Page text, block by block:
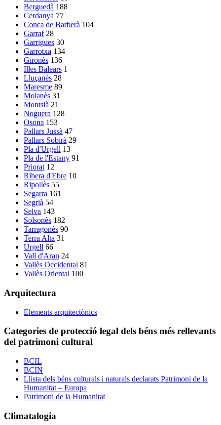
Berguedà 188
Cerdanya 77
Conca de Barberà 104
Garraf 28
Garrigues 30
Garrotxa 134
Gironès 136
Illes Balears 1
Lluçanès 28
Maresme 89
Moianès 31
Montsià 21
Noguera 128
Osona 153
Pallars Jussà 47
Pallars Sobirà 29
Pla d'Urgell 13
Pla de l'Estany 91
Priorat 12
Ribera d'Ebre 10
Ripollès 55
Segarra 161
Segrià 54
Selva 143
Solsonès 182
Tarragonès 90
Terra Alta 31
Urgell 66
Vall d'Aran 24
Vallès Occidental 81
Vallès Oriental 100
Arquitectura
Elements arquitectònics
Categories de protecció legal dels béns més rellevants
del patrimoni cultural
BCIL
BCIN
Llista dels béns culturals i naturals declarats Patrimoni de la
Humanitat – Europa
Patrimoni de la Humanitat
Climatalogia